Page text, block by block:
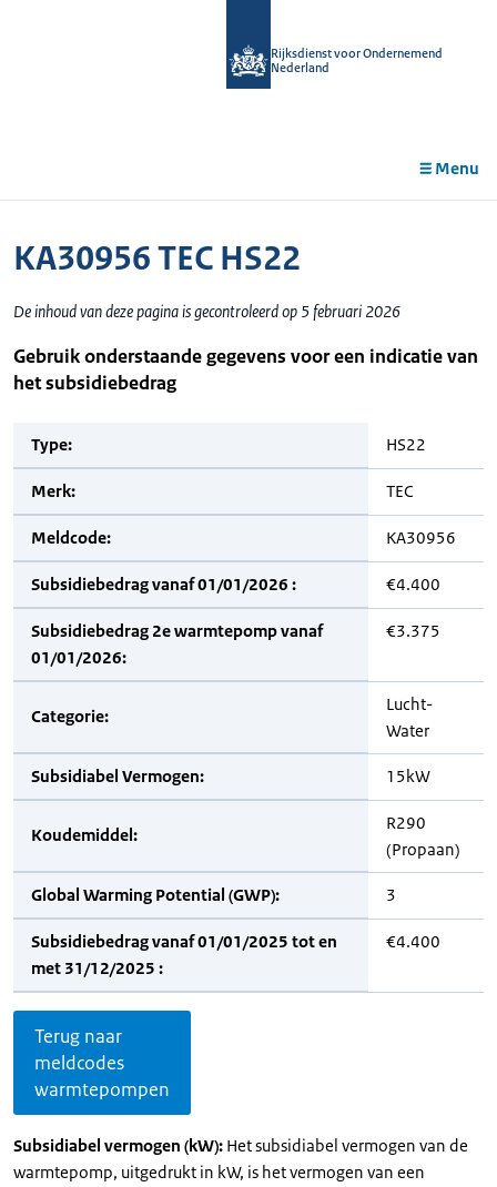
Rijksdienst voor Ondernemend
Nederland
Menu
KA30956 TEC HS22
De inhoud van deze pagina is gecontroleerd op 5 februari 2026
Gebruik onderstaande gegevens voor een indicatie van
het subsidiebedrag
Type: HS22
Merk: TEC
Meldcode: KA30956
Subsidiebedrag vanaf 01/01/2026 : €4.400
Subsidiebedrag 2e warmtepomp vanaf
01/01/2026:
€3.375
Categorie:
Lucht-
Water
Subsidiabel Vermogen: 15kW
Koudemiddel:
R290
(Propaan)
Global Warming Potential (GWP): 3
Subsidiebedrag vanaf 01/01/2025 tot en
met 31/12/2025 :
€4.400
Terug naar
meldcodes
warmtepompen
Subsidiabel vermogen (kW): Het subsidiabel vermogen van de
warmtepomp, uitgedrukt in kW, is het vermogen van een